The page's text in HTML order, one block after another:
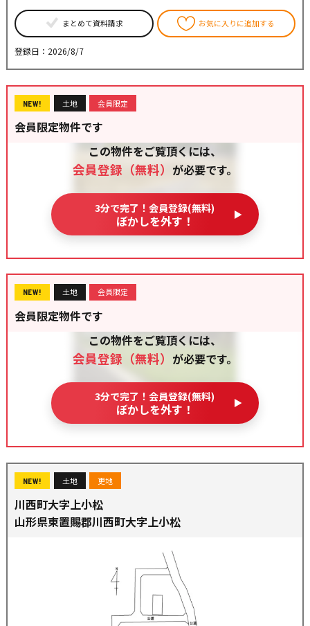
まとめて資料請求 お気に入りに追加する
登録日：2026/8/7
NEW! 土地 会員限定
会員限定物件です
この物件をご覧頂くには、
会員登録（無料） が必要です。
3分で完了！会員登録(無料)
ぼかしを外す！
NEW! 土地 会員限定
会員限定物件です
この物件をご覧頂くには、
会員登録（無料） が必要です。
3分で完了！会員登録(無料)
ぼかしを外す！
NEW! 土地 更地
川西町大字上小松
山形県東置賜郡川西町大字上小松